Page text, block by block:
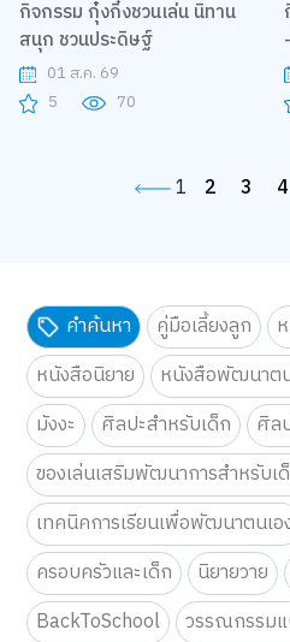
กิจกรรม กุ๋งกิ๋งชวนเล่น นิทาน
สนุก ชวนประดิษฐ์
01 ส.ค. 69
5
70
1 2 3 4
คำค้นหา คู่มือเลี้ยงลูก
หนังสือนิยาย
หนังสือพัฒนาต
มังงะ
ศิลปะสำหรับเด็ก
ศิล
ของเล่นเสริมพัฒนาการสำหรับเ
เทคนิคการเรียนเพื่อพัฒนาตนเอ
ครอบครัวและเด็ก
นิยายวาย
BackToSchool
วรรณกรรม